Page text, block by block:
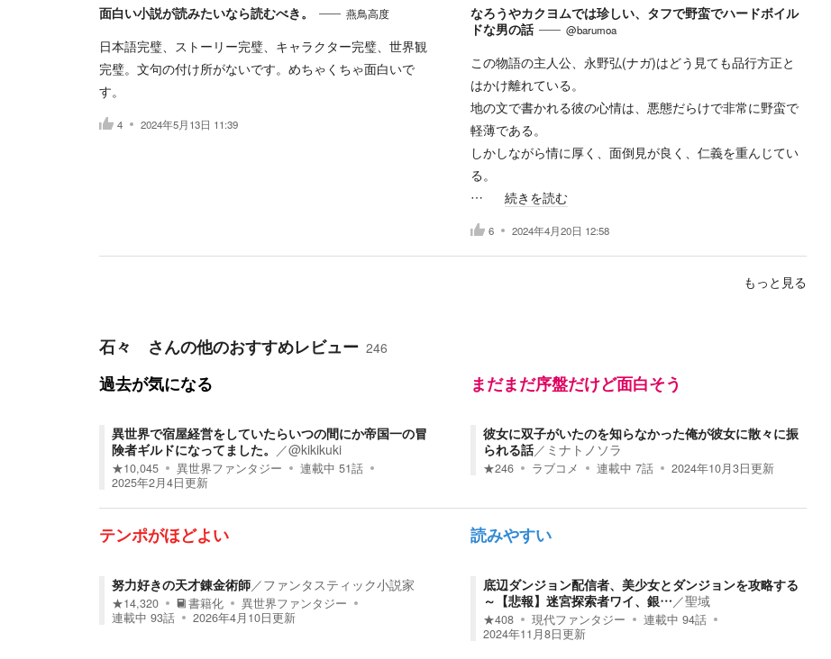
面白い小説が読みたいなら読むべき。
燕鳥高度
日本語完璧、ストーリー完璧、キャラクター完璧、世界観
完璧。文句の付け所がないです。めちゃくちゃ面白いで
す。
4 2024年5月13日 11:39
なろうやカクヨムでは珍しい、タフで野蛮でハードボイル
ドな男の話
@barumoa
この物語の主人公、永野弘(ナガ)はどう見ても品行方正と
はかけ離れている。
地の文で書かれる彼の心情は、悪態だらけで非常に野蛮で
軽薄である。
しかしながら情に厚く、面倒見が良く、仁義を重んじてい
る。
…
続きを読む
6 2024年4月20日 12:58
もっと見る
石々ゞ さんの他のおすすめレビュー 246
過去が気になる
異世界で宿屋経営をしていたらいつの間にか帝国一の冒
険者ギルドになってました。 ／@kikikuki
★10,045 異世界ファンタジー 連載中 51話
2025年2月4日更新
まだまだ序盤だけど面白そう
彼女に双子がいたのを知らなかった俺が彼女に散々に振
られる話／ ミナトノソラ
★246 ラブコメ 連載中 7話 2024年10月3日更新
テンポがほどよい
努力好きの天才錬金術師／ファンタスティック小説家
★14,320 書籍化
異世界ファンタジー
連載中 93話 2026年4月10日更新
読みやすい
底辺ダンジョン配信者、美少女とダンジョンを攻略する
～【悲報】迷宮探索者ワイ、銀…／聖域
★408 現代ファンタジー 連載中 94話
2024年11月8日更新